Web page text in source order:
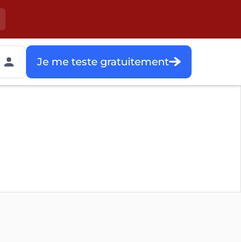
Je me teste gratuitement